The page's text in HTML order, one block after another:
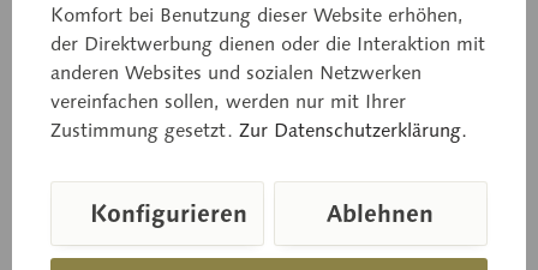
Satanspilz,
Riesenfundexemplar
Komfort bei Benutzung dieser Website erhöhen,
der Direktwerbung dienen oder die Interaktion mit
anderen Websites und sozialen Netzwerken
vereinfachen sollen, werden nur mit Ihrer
Zustimmung gesetzt. Zur Datenschutzerklärung.
Konfigurieren Ablehnen